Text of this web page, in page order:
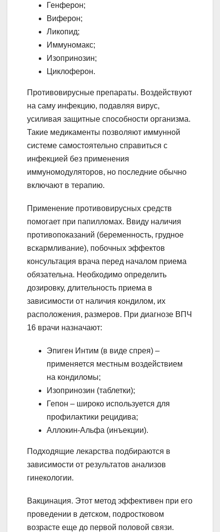
Генферон;
Виферон;
Ликопид;
Иммуномакс;
Изопринозин;
Циклоферон.
Противовирусные препараты. Воздействуют
на саму инфекцию, подавляя вирус,
усиливая защитные способности организма.
Такие медикаменты позволяют иммунной
системе самостоятельно справиться с
инфекцией без применения
иммуномодуляторов, но последние обычно
включают в терапию.
Применение противовирусных средств
помогает при папилломах. Ввиду наличия
противопоказаний (беременность, грудное
вскармливание), побочных эффектов
консультация врача перед началом приема
обязательна. Необходимо определить
дозировку, длительность приема в
зависимости от наличия кондилом, их
расположения, размеров. При диагнозе ВПЧ
16 врачи назначают:
Эпиген Интим (в виде спрея) –
применяется местным воздействием
на кондиломы;
Изопринозин (таблетки);
Гепон – широко используется для
профилактики рецидива;
Аллокин-Альфа (инъекции).
Подходящие лекарства подбираются в
зависимости от результатов анализов
гинекологии.
Вакцинация. Этот метод эффективен при его
проведении в детском, подростковом
возрасте еще до первой половой связи.